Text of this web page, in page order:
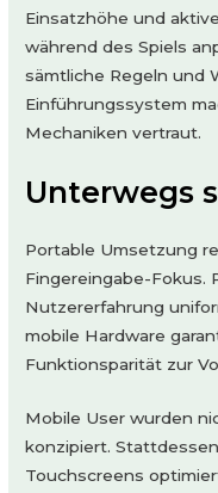
Einsatzhöhe und
während des Spiels
sämtliche Regeln und
Einführungssystem
Mechaniken vertraut.
Unterwegs
Portable Umsetzung
Fingereingabe-Fokus.
Nutzererfahrung
mobile Hardware
Funktionsparität zur
Mobile User wurden
konzipiert.
Touchscreens